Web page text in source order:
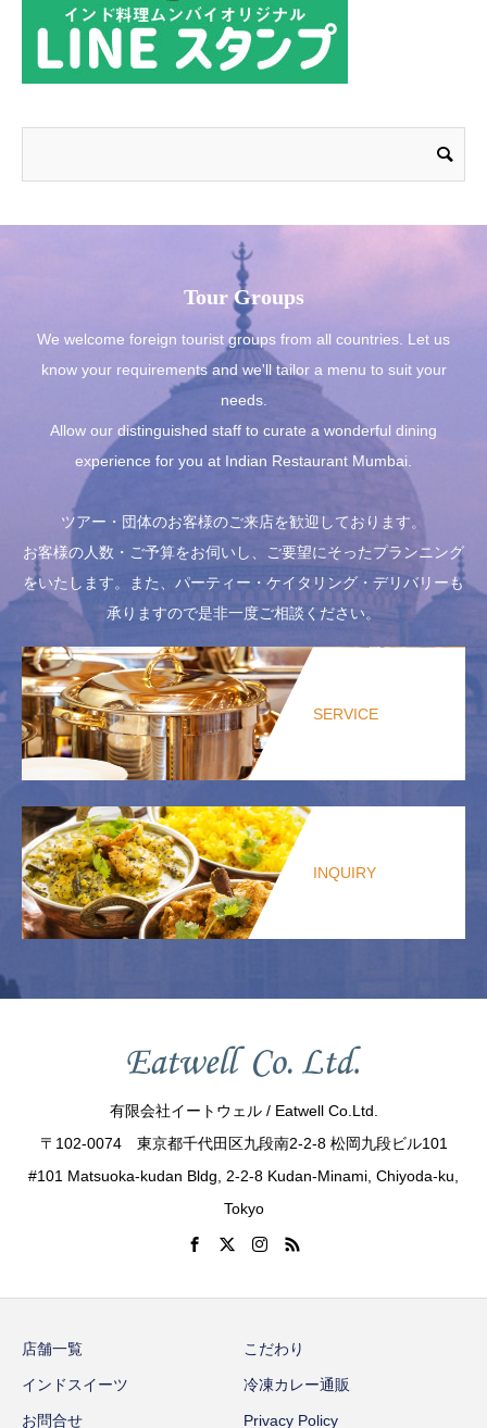
Tour Groups
We welcome foreign tourist groups from all countries. Let us
know your requirements and we'll tailor a menu to suit your
needs.
Allow our distinguished staff to curate a wonderful dining
experience for you at Indian Restaurant Mumbai.
ツアー・団体のお客様のご来店を歓迎しております。
お客様の人数・ご予算をお伺いし、ご要望にそったプランニング
をいたします。また、パーティー・ケイタリング・デリバリーも
承りますので是非一度ご相談ください。
SERVICE
INQUIRY
有限会社イートウェル / Eatwell Co.Ltd.
〒102-0074 東京都千代田区九段南2-2-8 松岡九段ビル101
#101 Matsuoka-kudan Bldg, 2-2-8 Kudan-Minami, Chiyoda-ku,
Tokyo
店舗一覧 こだわり
インドスイーツ 冷凍カレー通販
お問合せ Privacy Policy